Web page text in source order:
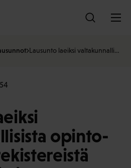
Lausunto laeiksi valtakunnalli…
opinto-